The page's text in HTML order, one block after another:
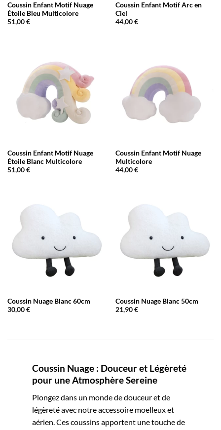
Coussin Enfant Motif Nuage
Étoile Bleu Multicolore
51,00€
Coussin Enfant Motif Arc en
Ciel
44,00€
Coussin Enfant Motif Nuage
Étoile Blanc Multicolore
51,00€
Coussin Enfant Motif Nuage
Multicolore
44,00€
Coussin Nuage Blanc 60cm
30,00€
Coussin Nuage Blanc 50cm
21,90€
Coussin Nuage : Douceur et Légèreté
pour une Atmosphère Sereine
Plongez dans un monde de douceur et de
légèreté avec notre accessoire moelleux et
aérien. Ces coussins apportent une touche de